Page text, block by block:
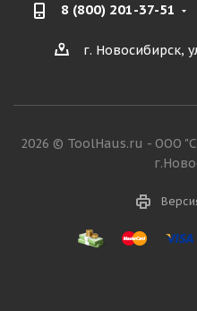
8 (800) 201-37-51
г. Новосибирск,
2026 © ToolHaus.ru - ООО